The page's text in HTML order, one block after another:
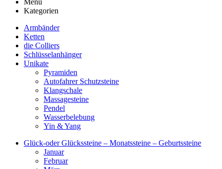
Menü
Kategorien
Armbänder
Ketten
die Colliers
Schlüsselanhänger
Unikate
Pyramiden
Autofahrer Schutzsteine
Klangschale
Massagesteine
Pendel
Wasserbelebung
Yin & Yang
Glück-oder Glückssteine – Monatssteine – Geburtssteine
Januar
Februar